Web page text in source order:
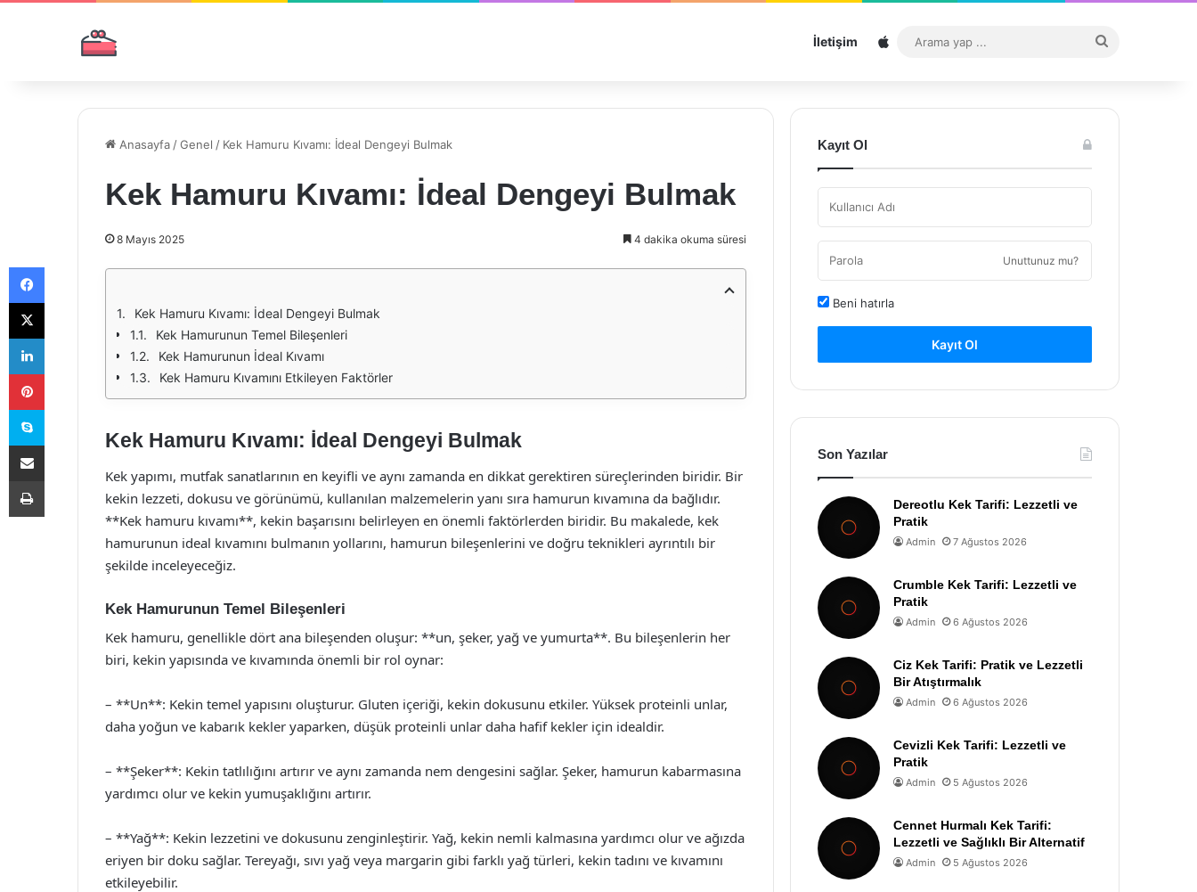
İletişim Sitemap
...
Anasayfa /Genel / Kek Hamuru Kıvamı: İdeal Dengeyi Bulmak
Kek Hamuru Kıvamı: İdeal Dengeyi Bulmak
8 Mayıs 2025 4 dakika okuma süresi
Kek Hamuru Kıvamı: İdeal Dengeyi Bulmak
Kek Hamurunun Temel Bileşenleri
Kek Hamurunun İdeal Kıvamı
Kek Hamuru Kıvamını Etkileyen Faktörler
Kek Hamuru Kıvamı: İdeal Dengeyi Bulmak
Kek yapımı, mutfak sanatlarının en keyifli ve aynı zamanda en dikkat gerektiren süreçlerinden biridir. Bir
kekin lezzeti, dokusu ve görünümü, kullanılan malzemelerin yanı sıra hamurun kıvamına da bağlıdır.
**Kek hamuru kıvamı**, kekin başarısını belirleyen en önemli faktörlerden biridir. Bu makalede, kek
hamurunun ideal kıvamını bulmanın yollarını, hamurun bileşenlerini ve doğru teknikleri ayrıntılı bir
şekilde inceleyeceğiz.
Kek Hamurunun Temel Bileşenleri
Kek hamuru, genellikle dört ana bileşenden oluşur: **un, şeker, yağ ve yumurta**. Bu bileşenlerin her
biri, kekin yapısında ve kıvamında önemli bir rol oynar:
– **Un**: Kekin temel yapısını oluşturur. Gluten içeriği, kekin dokusunu etkiler. Yüksek proteinli unlar,
daha yoğun ve kabarık kekler yaparken, düşük proteinli unlar daha hafif kekler için idealdir.
– **Şeker**: Kekin tatlılığını artırır ve aynı zamanda nem dengesini sağlar. Şeker, hamurun kabarmasına
yardımcı olur ve kekin yumuşaklığını artırır.
– **Yağ**: Kekin lezzetini ve dokusunu zenginleştirir. Yağ, kekin nemli kalmasına yardımcı olur ve ağızda
eriyen bir doku sağlar. Tereyağı, sıvı yağ veya margarin gibi farklı yağ türleri, kekin tadını ve kıvamını
etkileyebilir.
Kayıt Ol
Unuttunuz mu?
Beni hatırla
Kayıt Ol
Son Yazılar
Dereotlu Kek Tarifi: Lezzetli ve
Pratik
Admin 7 Ağustos 2026
Crumble Kek Tarifi: Lezzetli ve
Pratik
Admin 6 Ağustos 2026
Ciz Kek Tarifi: Pratik ve Lezzetli
Bir Atıştırmalık
Admin 6 Ağustos 2026
Cevizli Kek Tarifi: Lezzetli ve
Pratik
Admin 5 Ağustos 2026
Cennet Hurmalı Kek Tarifi:
Lezzetli ve Sağlıklı Bir Alternatif
Admin 5 Ağustos 2026
Facebook
X
LinkedIn
Pinterest
Skype
E-Posta ile paylaş